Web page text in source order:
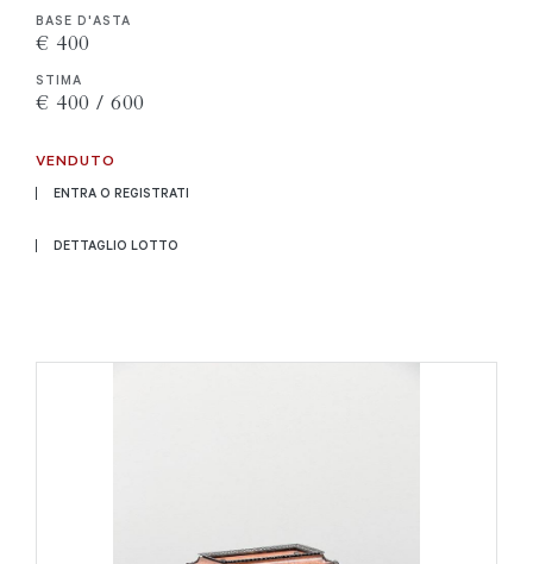
BASE D'ASTA
€ 400
STIMA
€ 400 / 600
VENDUTO
ENTRA O REGISTRATI
DETTAGLIO LOTTO